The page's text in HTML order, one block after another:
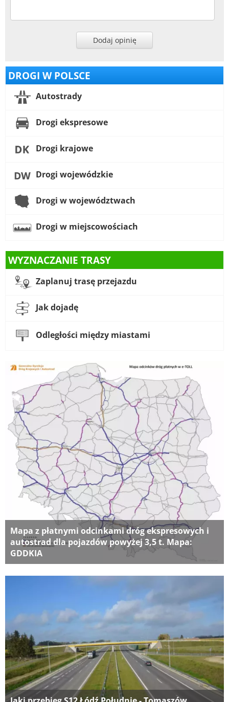
Dodaj opinię
DROGI W POLSCE
Autostrady
Drogi ekspresowe
Drogi krajowe
Drogi wojewódzkie
Drogi w województwach
Drogi w miejscowościach
WYZNACZANIE TRASY
Zaplanuj trasę przejazdu
Jak dojadę
Odległości między miastami
Mapa z płatnymi odcinkami dróg ekspresowych i
autostrad dla pojazdów powyżej 3,5 t. Mapa:
GDDKIA